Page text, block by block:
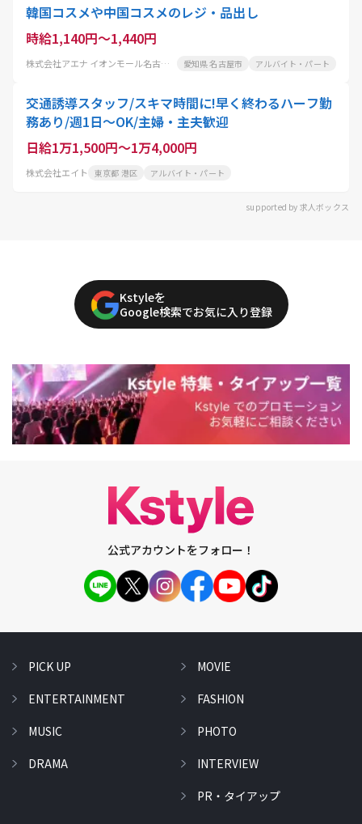
韓国コスメや中国コスメのレジ・品出し
時給1,140円～1,440円
株式会社アエナ イオンモール名古屋茶屋店 愛知県 名古屋市 アルバイト・パート
交通誘導スタッフ/スキマ時間に!早く終わるハーフ勤
務あり/週1日～OK/主婦・主夫歓迎
日給1万1,500円～1万4,000円
株式会社エイト 東京都 港区 アルバイト・パート
supported by 求人ボックス
Kstyleを
Google検索でお気に入り登録
公式アカウントをフォロー！
PICK UP
ENTERTAINMENT
MUSIC
DRAMA
MOVIE
FASHION
PHOTO
INTERVIEW
PR・タイアップ